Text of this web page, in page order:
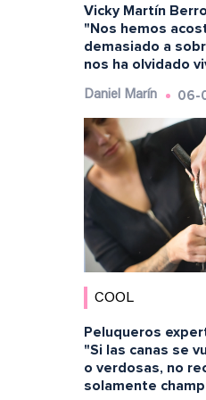
Vicky Martín
"Nos hemos
demasiado a
nos ha olvidado
Daniel Marín 06-
COOL
Peluqueros
"Si las canas se
o verdosas, no
solamente